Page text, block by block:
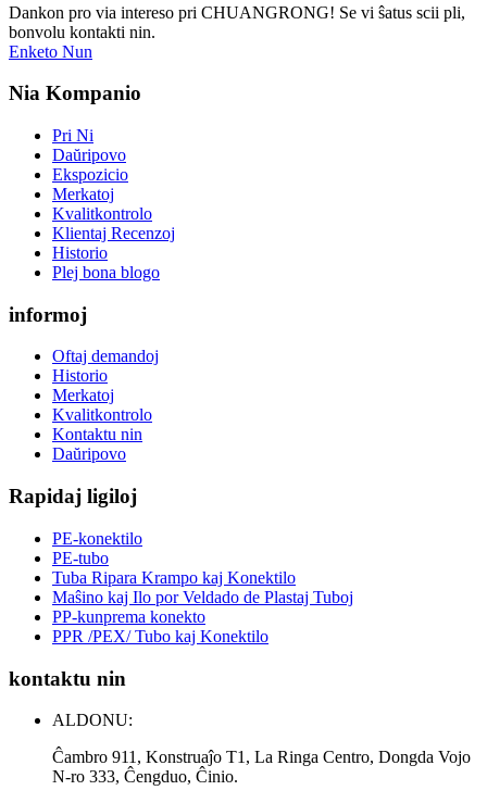
Dankon pro via intereso pri CHUANGRONG! Se vi ŝatus scii pli,
bonvolu kontakti nin.
Enketo Nun
Nia Kompanio
Pri Ni
Daŭripovo
Ekspozicio
Merkatoj
Kvalitkontrolo
Klientaj Recenzoj
Historio
Plej bona blogo
informoj
Oftaj demandoj
Historio
Merkatoj
Kvalitkontrolo
Kontaktu nin
Daŭripovo
Rapidaj ligiloj
PE-konektilo
PE-tubo
Tuba Ripara Krampo kaj Konektilo
Maŝino kaj Ilo por Veldado de Plastaj Tuboj
PP-kunprema konekto
PPR /PEX/ Tubo kaj Konektilo
kontaktu nin
ALDONU:
Ĉambro 911, Konstruaĵo T1, La Ringa Centro, Dongda Vojo
N-ro 333, Ĉengduo, Ĉinio.